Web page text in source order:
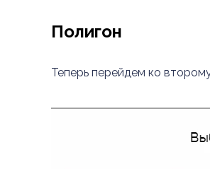
Полигон
Теперь перейдем ко